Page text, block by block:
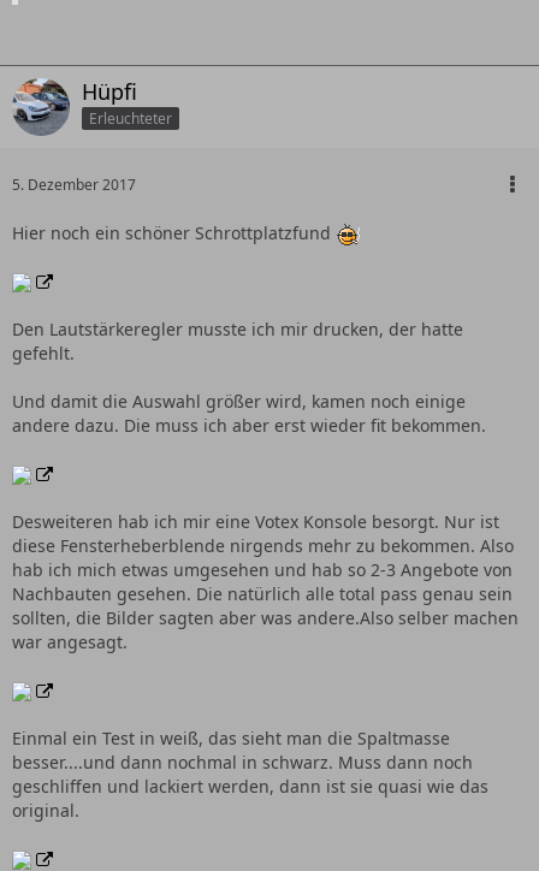
Hüpfi
Erleuchteter
5. Dezember 2017
Hier noch ein schöner Schrottplatzfund
Den Lautstärkeregler musste ich mir drucken, der hatte
gefehlt.
Und damit die Auswahl größer wird, kamen noch einige
andere dazu. Die muss ich aber erst wieder fit bekommen.
Desweiteren hab ich mir eine Votex Konsole besorgt. Nur ist
diese Fensterheberblende nirgends mehr zu bekommen. Also
hab ich mich etwas umgesehen und hab so 2-3 Angebote von
Nachbauten gesehen. Die natürlich alle total pass genau sein
sollten, die Bilder sagten aber was andere.Also selber machen
war angesagt.
Einmal ein Test in weiß, das sieht man die Spaltmasse
besser....und dann nochmal in schwarz. Muss dann noch
geschliffen und lackiert werden, dann ist sie quasi wie das
original.